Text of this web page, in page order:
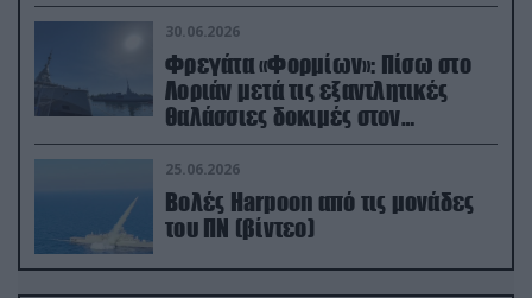
30.06.2026
Φρεγάτα «Φορμίων»: Πίσω στο
Λοριάν μετά τις εξαντλητικές
θαλάσσιες δοκιμές στον
απαιτητικό Βισκαϊκό
25.06.2026
Βολές Harpoon από τις μονάδες
του ΠΝ (βίντεο)